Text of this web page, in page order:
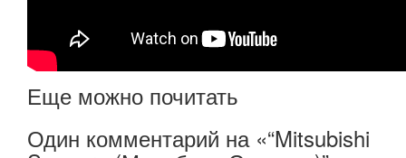
Еще можно почитать
Один комментарий на «“Mitsubishi